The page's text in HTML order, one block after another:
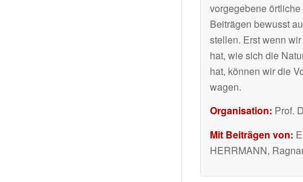
vorgegebene
Beiträgen bewusst
stellen. Erst wenn
hat, wie sich die
hat, können wir die
wagen.
Organisation: Prof.
Mit Beiträgen von:
HERRMANN,